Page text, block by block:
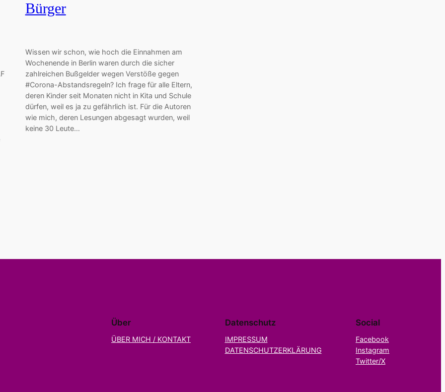
Bürger
Wissen wir schon, wie hoch die Einnahmen am
Wochenende in Berlin waren durch die sicher
zahlreichen Bußgelder wegen Verstöße gegen
#Corona-Abstandsregeln? Ich frage für alle Eltern,
deren Kinder seit Monaten nicht in Kita und Schule
dürfen, weil es ja zu gefährlich ist. Für die Autoren
wie mich, deren Lesungen abgesagt wurden, weil
keine 30 Leute…
Über
ÜBER MICH / KONTAKT
Datenschutz
IMPRESSUM
DATENSCHUTZERKLÄRUNG
Social
Facebook
Instagram
Twitter/X